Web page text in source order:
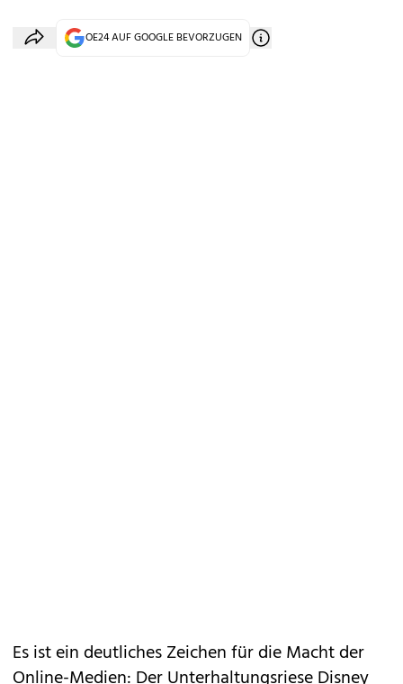
OE24 AUF GOOGLE BEVORZUGEN
Es ist ein deutliches Zeichen für die Macht der